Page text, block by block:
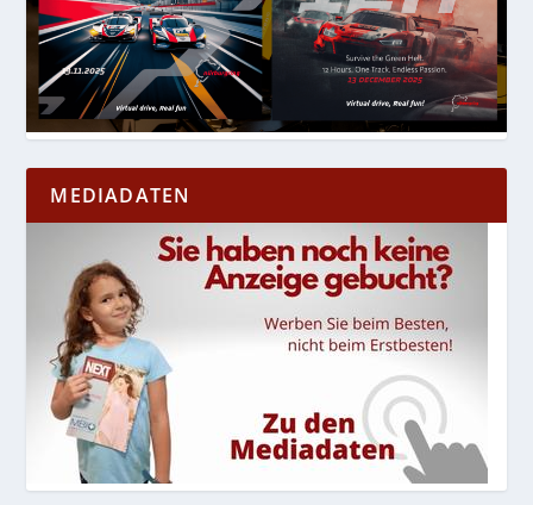
MEDIADATEN